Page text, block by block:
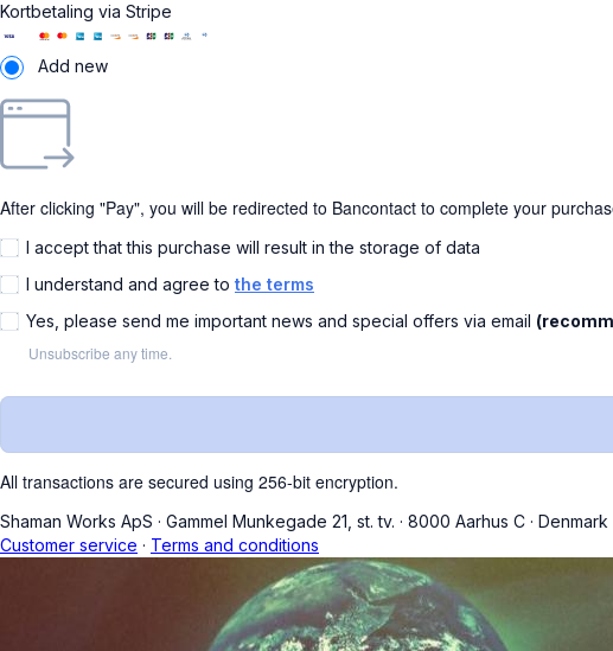
Kortbetaling via Stripe
Add new
After clicking "Pay", you will be redirected to Bancontact to complete your
I accept that this purchase will result in the storage of data
I understand and agree to the terms
Yes, please send me important news and special offers via email
Unsubscribe any time.
All transactions are secured using 256-bit encryption.
Shaman Works ApS · Gammel Munkegade 21, st. tv. · 8000 Aarhus C · Denmark
Customer service · Terms and conditions